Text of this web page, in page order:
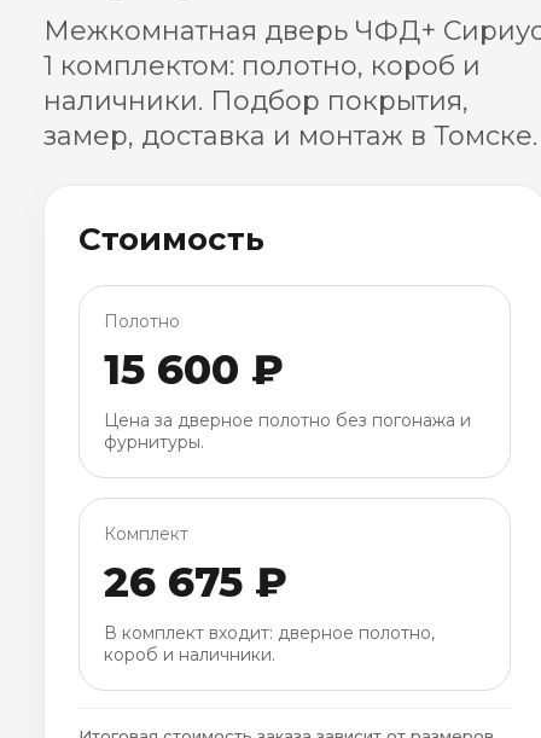
Межкомнатная дверь ЧФД+
1 комплектом: полотно, короб и
наличники. Подбор покрытия,
замер, доставка и монтаж в Томске.
Стоимость
Полотно
15 600 ₽
Цена за дверное полотно без погонажа и
фурнитуры.
Комплект
26 675 ₽
В комплект входит: дверное полотно,
короб и наличники.